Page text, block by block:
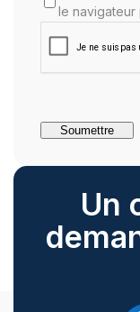
le navigateur
Un